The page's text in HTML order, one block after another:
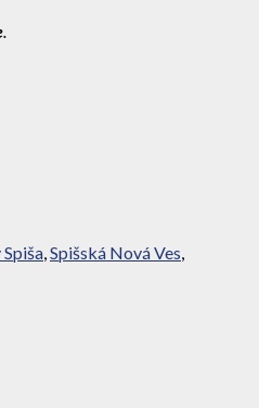
,Spišská Nová Ves,